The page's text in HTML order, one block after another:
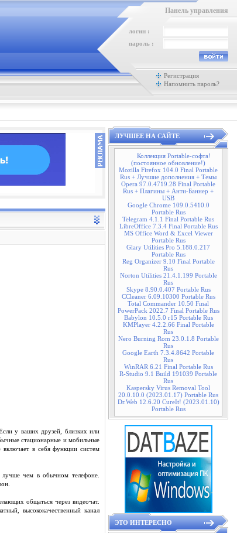
Панель управления
логин :
пароль :
Регистрация
Напомнить пароль?
у ваших друзей, близких или
стационарные и мобильные
в себя функции систем
лучше чем в обычном телефоне.
общаться через видеочат.
высококачественный канал
ЛУЧШЕЕ НА САЙТЕ
Коллекция Portable-софта!
(постоянное обновление!)
Mozilla Firefox 104.0 Final Portable
Rus + Лучшие дополнения + Темы
Opera 97.0.4719.28 Final Portable
Rus + Плагины + Анти-Баннер +
USB
Google Chrome 109.0.5410.0
Portable Rus
Telegram 4.1.1 Final Portable Rus
LibreOffice 7.3.4 Final Portable Rus
MS Office Word & Excel Viewer
Portable Rus
Glary Utilities Pro 5.188.0.217
Portable Rus
Reg Organizer 9.10 Final Portable
Rus
Norton Utilities 21.4.1.199 Portable
Rus
Skype 8.90.0.407 Portable Rus
CCleaner 6.09.10300 Portable Rus
Total Commander 10.50 Final
PowerPack 2022.7 Final Portable Rus
Babylon 10.5.0 r15 Portable Rus
KMPlayer 4.2.2.66 Final Portable
Rus
Nero Burning Rom 23.0.1.8 Portable
Rus
Google Earth 7.3.4.8642 Portable
Rus
WinRAR 6.21 Final Portable Rus
R-Studio 9.1 Build 191039 Portable
Rus
Kaspersky Virus Removal Tool
20.0.10.0 (2023.01.17) Portable Rus
Dr.Web 12.6.20 CureIt! (2023.01.10)
Portable Rus
ЭТО ИНТЕРЕСНО